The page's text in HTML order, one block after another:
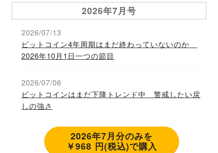
2026年7月号
2026/07/13
ビットコイン4年周期はまだ終わっていないのか
2026年10月1日一つの節目
2026/07/06
ビットコインはまだ下降トレンド中 警戒したい戻
しの強さ
2026年7月分のみを
￥968 円(税込)で購入